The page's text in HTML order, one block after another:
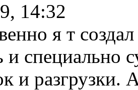
14:32
я т
и специально
и разгрузки.